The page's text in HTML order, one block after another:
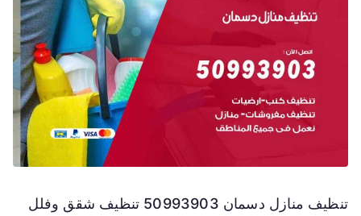
تنظيف منازل دسمان 50993903 تنظيف شقق وفلل